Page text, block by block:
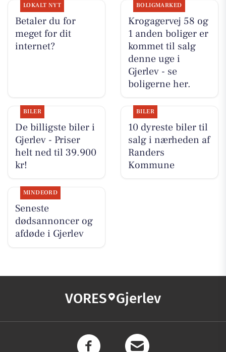
LOKALT NYT
Betaler du for
meget for dit
internet?
BOLIGMARKED
Krogagervej 58 og
1 anden boliger er
kommet til salg
denne uge i
Gjerlev - se
boligerne her.
BILER
De billigste biler i
Gjerlev - Priser
helt ned til 39.900
kr!
BILER
10 dyreste biler til
salg i nærheden af
Randers
Kommune
MINDEORD
Seneste
dødsannoncer og
afdøde i Gjerlev
VORES Gjerlev